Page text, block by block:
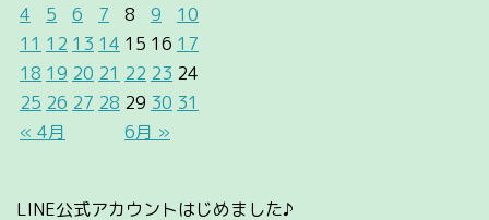
« 4月 6月 »
4
5 6 7 8 9
10
11 12 13 14 15 16 17
18 19 20 21 22 23 24
25 26 27 28 29 30 31
LINE公式アカウントはじめました♪